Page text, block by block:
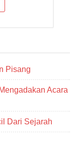
Pisang
Acara
Dari Sejarah